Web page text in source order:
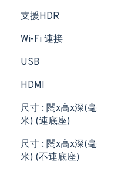
支援HDR
Wi-Fi 連接
USB
HDMI
尺寸 : 闊x高x深(毫
米) (連底座)
尺寸 : 闊x高x深(毫
米) (不連底座)